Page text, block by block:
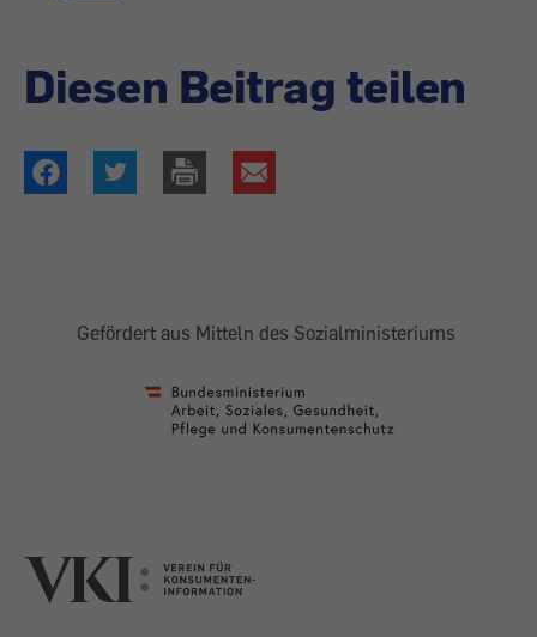
Diesen Beitrag teilen
Gefördert aus Mitteln des Sozialministeriums